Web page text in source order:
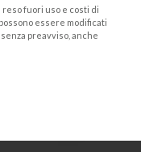
fuori uso e costi di
essere modificati
preavviso, anche